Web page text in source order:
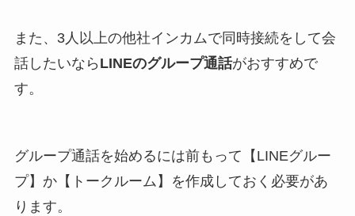
また、3人以上の他社インカムで同時接続をして会
話したいなら LINEのグループ通話がおすすめで
す。
グループ通話を始めるには前もって【LINEグルー
プ】か【トークルーム】を作成しておく必要があ
ります。